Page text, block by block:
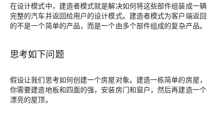
在设计模式中，建造者模式就是解决如何将这些部件组装成一辆
完整的汽车并返回给用户的设计模式。建造者模式为客户端返回
的不是一个简单的产品，而是一个由多个部件组成的复杂产品。
思考如下问题
假设让我们思考如何创建一个房屋对象。建造一栋简单的房屋，
你需要建造地板和四面的强，安装房门和窗户，然后再建造一个
漂亮的屋顶。